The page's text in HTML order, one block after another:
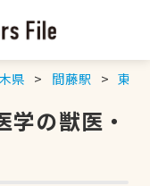
県 間藤駅 東洋
の獣医・